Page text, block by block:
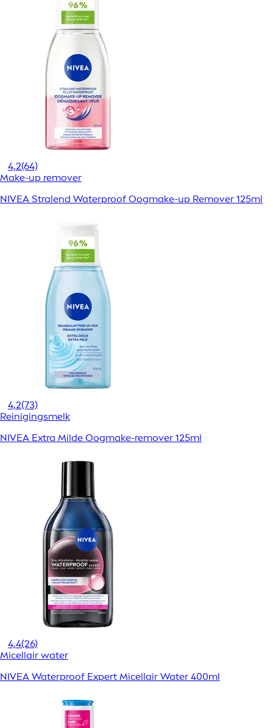
4,2(64)
Make-up remover
NIVEA Stralend Waterproof Oogmake-up Remover 125ml
4,2(73)
Reinigingsmelk
NIVEA Extra Milde Oogmake-remover 125ml
4,4(26)
Micellair water
NIVEA Waterproof Expert Micellair Water 400ml